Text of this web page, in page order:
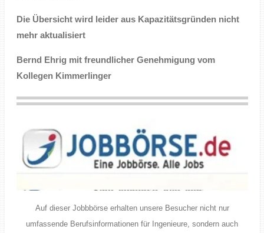
Die Übersicht wird leider aus Kapazitätsgründen nicht
mehr aktualisiert
Bernd Ehrig mit freundlicher Genehmigung vom
Kollegen Kimmerlinger
Auf dieser Jobbbörse erhalten unsere Besucher nicht nur
umfassende Berufsinformationen für Ingenieure, sondern auch